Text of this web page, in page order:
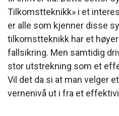
Tilkomstteknikk» i et
er alle som kjenner disse
tilkomstteknikk har et
fallsikring. Men samtidig
stor utstrekning som et
Vil det da si at man velger
vernenivå ut i fra et